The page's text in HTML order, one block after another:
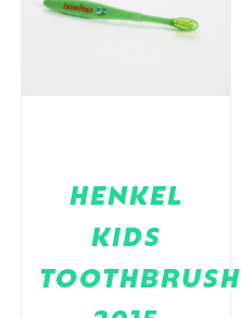
HENKEL
KIDS
TOOTHBRUSH